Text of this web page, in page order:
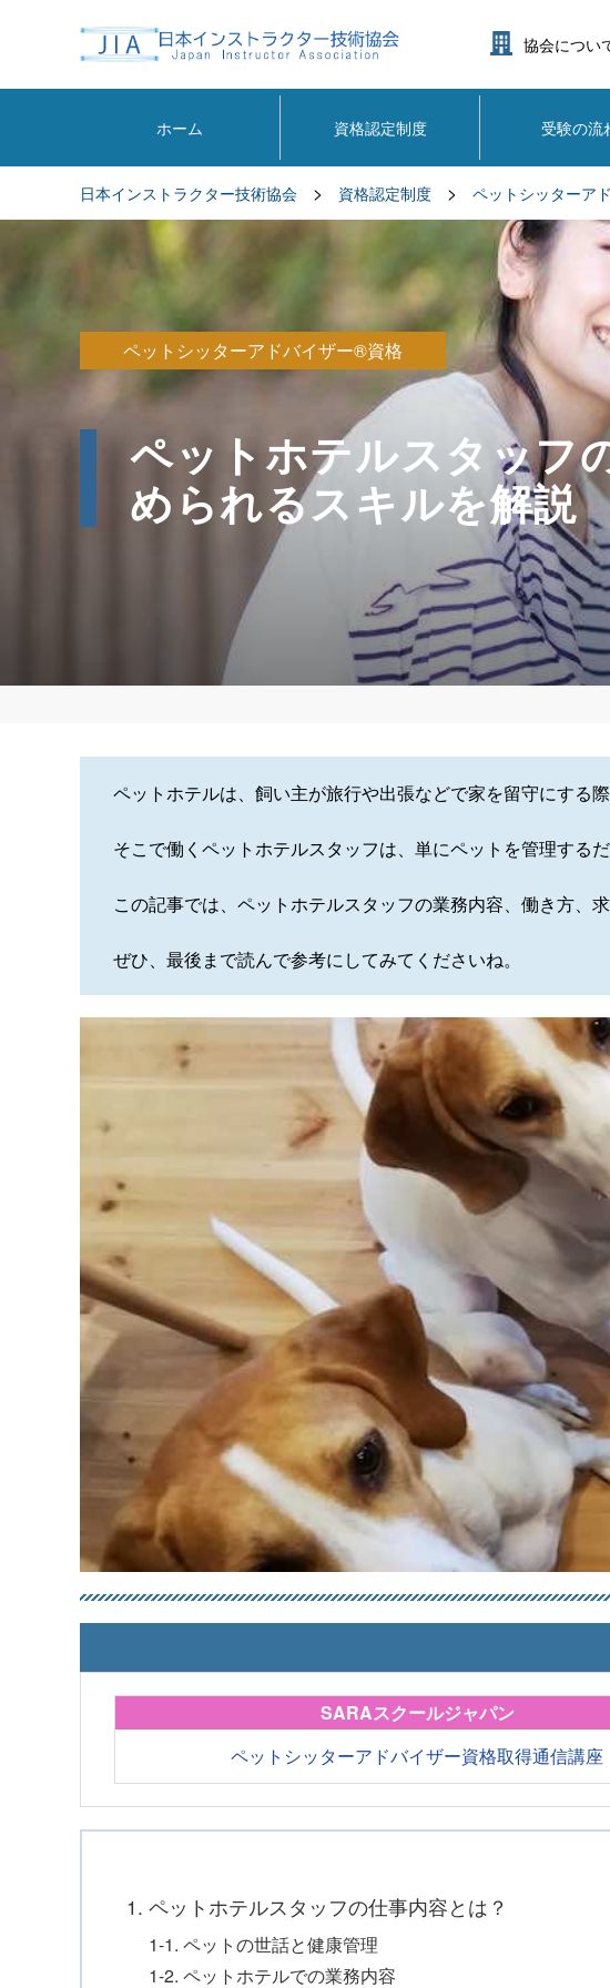
協会につい
ホーム 資格認定制度 受験の流
日本インストラクター技術協会 > 資格認定制度 > ペットシッターア
ペットシッターアドバイザー®資格
ペットホテルスタッフ
められるスキルを解説
ペットホテルは、飼い主が旅行や出張などで家を留守にする
そこで働くペットホテルスタッフは、単にペットを管理する
この記事では、ペットホテルスタッフの業務内容、働き方、
ぜひ、最後まで読んで参考にしてみてくださいね。
SARAスクールジャパン
ペットシッターアドバイザー資格取得通信講座
1. ペットホテルスタッフの仕事内容とは？
1-1. ペットの世話と健康管理
1-2. ペットホテルでの業務内容